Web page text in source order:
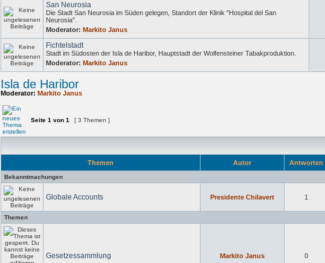
San Neurosia
Die Stadt San Neurosia im Süden gelegen, Standort der Klinik "Hospital del San
Neurosia".
Moderator: Markito Janus
Fichtelstadt
Stadt im Südosten der Isla de Haribor, Hauptstadt der Wolfensteiner Tabakproduktion.
Moderator: Markito Janus
Isla de Haribor
Moderator: Markito Janus
Seite 1 von 1 [ 3 Themen ]
Themen Autor Antworten
Bekanntmachungen
Globale Accounts Presidente Chilavert 1
Themen
Gesetzessammlung Markito Janus 0